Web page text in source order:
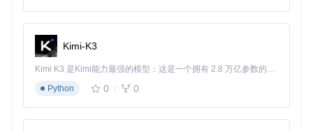
椭圆的形状由长半轴(a)和短半轴(b)共同决定：
当a=b时，椭圆退化为圆
当a<b时，椭圆沿y轴延伸
调整这两个参数，我们可以创建各种椭圆形状，从接近圆形到
非常扁平的椭圆。
Kimi-K3
Kimi K3 是Kimi能力最强的模型：这是一个拥有 2.8 万亿参数的混合专家（MoE）模型，具备原生视觉理解能力，并支持 100 万 token 的上下文窗口。
Python
0 0